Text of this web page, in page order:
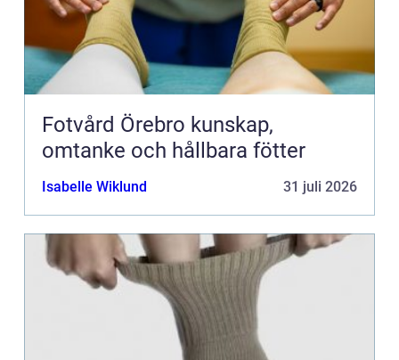
Fotvård Örebro kunskap,
omtanke och hållbara fötter
Isabelle Wiklund 31 juli 2026